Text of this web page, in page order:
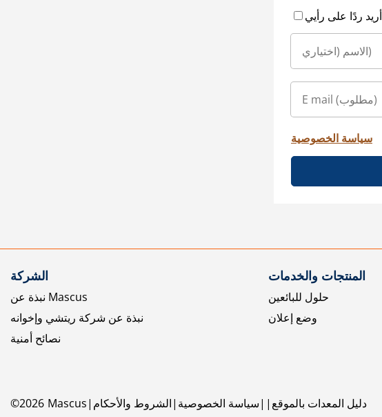
سياسة الخصوصية
الشركة
نبذة عن Mascus
نبذة عن شركة ريتشي وإخوانه
نصائح أمنية
المنتجات والخدمات
حلول للبائعين
وضع إعلان
©2026 Mascus الشروط والأحكام سياسة الخصوصية دليل المعدات بالموقع